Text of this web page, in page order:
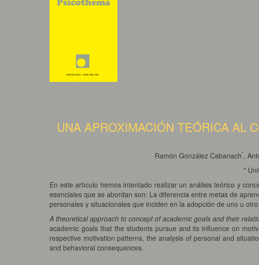
UNA APROXIMACIÓN TEÓRICA AL
Ramón González Cabanach*,
*
En este artículo hemos intentado realizar un análisis teórico y
esenciales que se abordan son: La diferencia entre metas de
personales y situacionales que inciden en la adopción de uno u
A theoretical approach to concept of academic goals and their
academic goals that the students pursue and its influence on
respective motivation patterns, the analysis of personal and
and behavioral consequences.